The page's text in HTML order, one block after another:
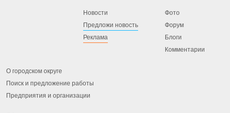
Новости
Предложи новость
Реклама
Фото
Форум
Блоги
Комментарии
О городском округе
Поиск и предложение работы
Предприятия и организации